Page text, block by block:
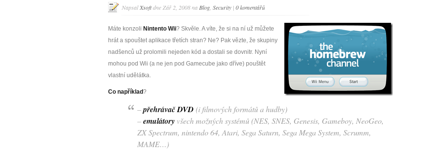
Napsal Xsoftdne Zář 2, 2008 na Blog Security | 0 komentářů
Máte konzoli Nintento Wii? Skvěle. A víte, že si na ní už můžete
hrát a spouštet aplikace třetích stran? Ne? Pak vězte, že skupiny
nadšenců už prolomili nejeden kód a dostali se dovnitr. Nyní
mohou pod Wii (a ne jen pod Gamecube jako dříve) pouštět
vlastní udělátka.
Co například?
–přehrávačDVD (i filmových formátů a hudby)
–emulátory všech možných systémů (NES, SNES, Genesis, Gameboy, NeoGeo,
ZX Spectrum, nintendo 64, Atari, Sega Saturn, Sega Mega System, Scrumm,
MAME…)